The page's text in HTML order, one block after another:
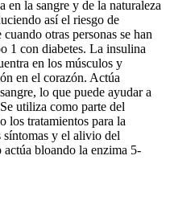
en la sangre y de la naturaleza
así el riesgo de
otras personas se han
1 con diabetes. La insulina
en los músculos y
en el corazón. Actúa
lo que puede ayudar a
utiliza como parte del
los tratamientos para la
y el alivio del
bloando la enzima 5-